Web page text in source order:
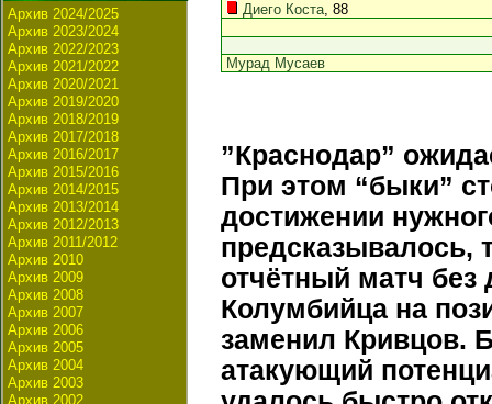
Архив 2024/2025
Архив 2023/2024
Архив 2022/2023
Архив 2021/2022
Архив 2020/2021
Архив 2019/2020
Архив 2018/2019
Архив 2017/2018
Архив 2016/2017
Архив 2015/2016
Архив 2014/2015
Архив 2013/2014
Архив 2012/2013
Архив 2011/2012
Архив 2010
Архив 2009
Архив 2008
Архив 2007
Архив 2006
Архив 2005
Архив 2004
Архив 2003
Архив 2002
Диего Коста, 88
Мурад Мусаев
”Краснодар”
При этом “быки”
достижении
предсказывалось,
отчётный матч
Колумбийца на
заменил Кривцов.
атакующий